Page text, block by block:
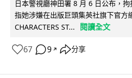
日本警視廳神田署 8 月 6 日公布，
指她涉嫌在出版巨頭集英社旗下官方
CHARACTERS ST...
閱讀全文
67 9 ↗ 分享